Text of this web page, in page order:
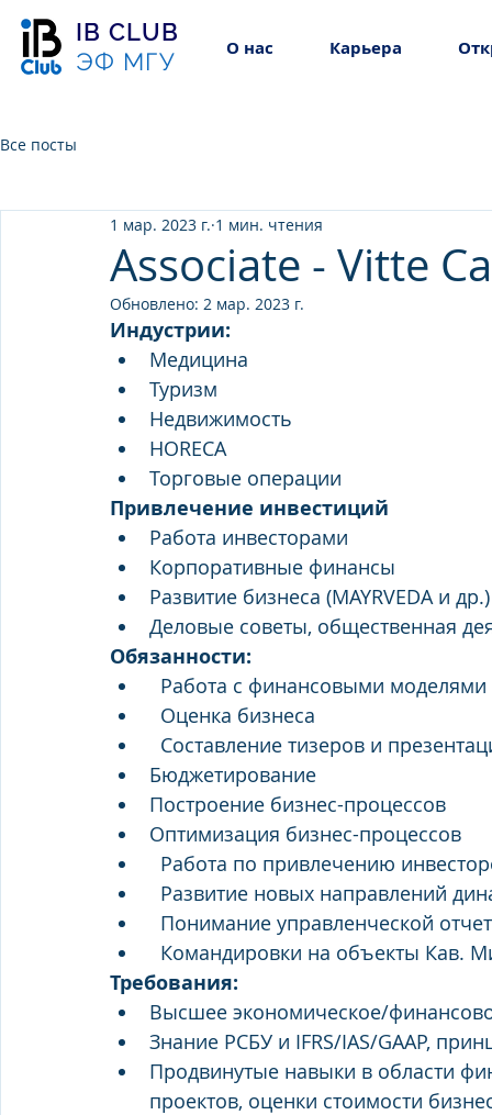
IB CLUB
ЭФ МГУ
О нас Карьера
Все посты
Associate - Vitte
1 мар. 2023 г. 1 мин. чтения
Обновлено: 2 мар. 2023 г.
Индустрии:
Медицина
Туризм
Недвижимость
HORECA
Торговые операции
Привлечение инвестиций
Работа инвесторами
Корпоративные финансы
Развитие бизнеса (MAYRVEDA и др.)
Деловые советы, общественная
Обязанности:
  Работа с финансовыми моделями
  Оценка бизнеса
Составление тизеров и
Бюджетирование
Построение бизнес-процессов
Оптимизация бизнес-процессов
Работа по привлечению
Развитие новых направлений
Понимание управленческой
Командировки на объекты Кав.
Требования:
Высшее экономическое/
Знание РСБУ и IFRS/IAS/GAAP,
Продвинутые навыки в области
проектов, оценки стоимости